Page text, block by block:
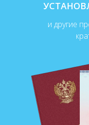
и другие